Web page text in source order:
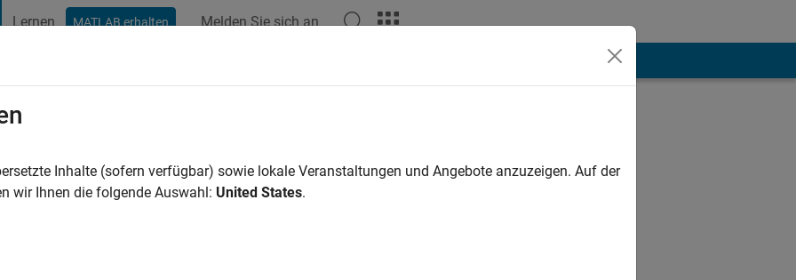
Lernen MATLAB erhalten Melden Sie sich an
vor| Aktiv seit 2021
0
Inhalte (sofern verfügbar) sowie lokale Veranstaltungen und Angebote anzuzeigen. Auf der
wir Ihnen die folgende Auswahl: United States.